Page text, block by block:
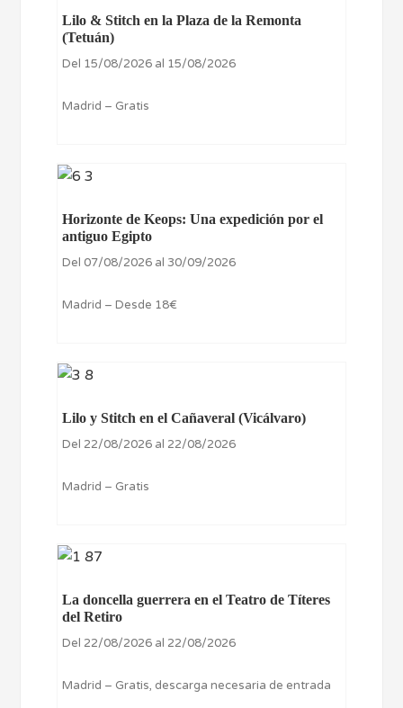
Lilo & Stitch en la Plaza de la Remonta
(Tetuán)
Del 15/08/2026 al 15/08/2026
Madrid – Gratis
Horizonte de Keops: Una expedición por el
antiguo Egipto
Del 07/08/2026 al 30/09/2026
Madrid – Desde 18€
Lilo y Stitch en el Cañaveral (Vicálvaro)
Del 22/08/2026 al 22/08/2026
Madrid – Gratis
La doncella guerrera en el Teatro de Títeres
del Retiro
Del 22/08/2026 al 22/08/2026
Madrid – Gratis, descarga necesaria de entrada